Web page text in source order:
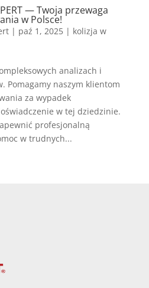
— Twoja przewaga
w Polsce!
| paź 1, 2025| kolizja w
analizach i
Pomagamy naszym klientom
za wypadek
w tej dziedzinie.
profesjonalną
w trudnych...